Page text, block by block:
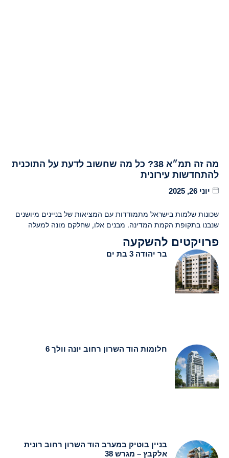
פרויקטים להשקעה
בר יהודה 3 בת ים
חלומות הוד השרון רחוב יונה וולך 6
בניין בוטיק במערב הוד השרון רחוב רונית
אלקבץ – מגרש 38
מה זה תמ״א 38? כל מה שחשוב לדעת על התוכנית
להתחדשות עירונית
יוני 26, 2025
שכונות שלמות בישראל מתמודדות עם המציאות של בניינים מיושנים
שנבנו בתקופת הקמת המדינה. מבנים אלו, שחלקם מונה למעלה
מחמישה עשורים, אינם עומדים